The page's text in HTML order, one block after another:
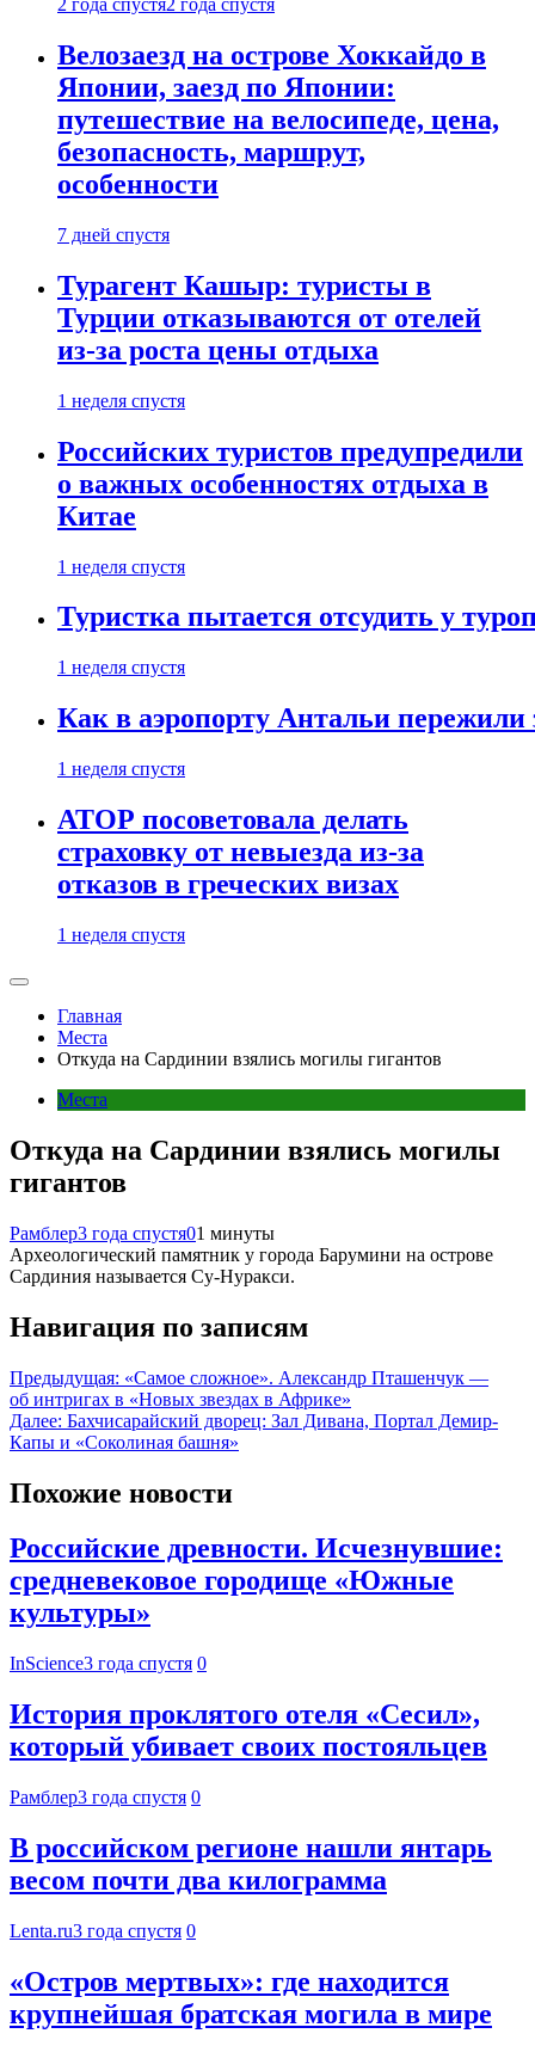
2 года спустя2 года спустя
Велозаезд на острове Хоккайдо в
Японии, заезд по Японии:
путешествие на велосипеде, цена,
безопасность, маршрут,
особенности
7 дней спустя
Турагент Кашыр: туристы в
Турции отказываются от отелей
из-за роста цены отдыха
1 неделя спустя
Российских туристов предупредили
о важных особенностях отдыха в
Китае
1 неделя спустя
Туристка пытается отсудить у
1 неделя спустя
Как в аэропорту Антальи
1 неделя спустя
АТОР посоветовала делать
страховку от невыезда из-за
отказов в греческих визах
1 неделя спустя
Главная
Места
Откуда на Сардинии взялись могилы гигантов
Места
Откуда на Сардинии взялись могилы
гигантов
Рамблер3 года спустя01 минуты
Археологический памятник у города Барумини на острове
Сардиния называется Су-Нуракси.
Навигация по записям
Предыдущая: «Самое сложное». Александр Пташенчук —
об интригах в «Новых звездах в Африке»
Далее: Бахчисарайский дворец: Зал Дивана, Портал Демир-
Капы и «Соколиная башня»
Похожие новости
Российские древности. Исчезнувшие:
средневековое городище «Южные
культуры»
InScience3 года спустя 0
История проклятого отеля «Сесил»,
который убивает своих постояльцев
Рамблер3 года спустя 0
В российском регионе нашли янтарь
весом почти два килограмма
Lenta.ru3 года спустя 0
«Остров мертвых»: где находится
крупнейшая братская могила в мире